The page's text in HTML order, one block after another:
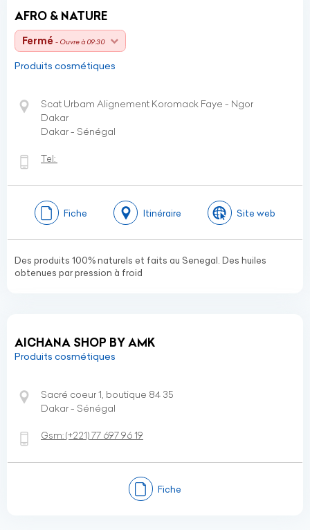
AFRO & NATURE
Fermé - Ouvre à 09:30
Produits cosmétiques
Scat Urbam Alignement Koromack Faye - Ngor
Dakar
Dakar - Sénégal
Tel:
Fiche Itinéraire Site web
Des produits 100% naturels et faits au Senegal. Des huiles
obtenues par pression à froid
AICHANA SHOP BY AMK
Produits cosmétiques
Sacré coeur 1, boutique 84 35
Dakar - Sénégal
Gsm:(+221)77 697 96 19
Fiche